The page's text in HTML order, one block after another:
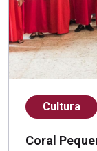
Cultura
Coral